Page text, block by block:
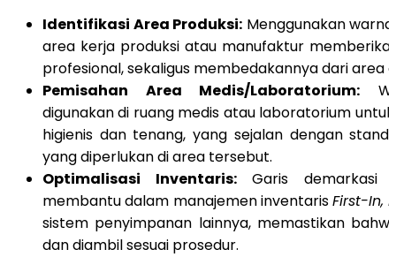
Identifikasi Area Produksi: Menggunakan
area kerja produksi atau manufaktur
profesional, sekaligus membedakannya dari area
Pemisahan Area Medis/Laboratorium:
digunakan di ruang medis atau laboratorium
higienis dan tenang, yang sejalan dengan
yang diperlukan di area tersebut.
Optimalisasi Inventaris:Garis demarkasi
membantu dalam manajemen inventarisFirst-In,
sistem penyimpanan lainnya, memastikan
dan diambil sesuai prosedur.